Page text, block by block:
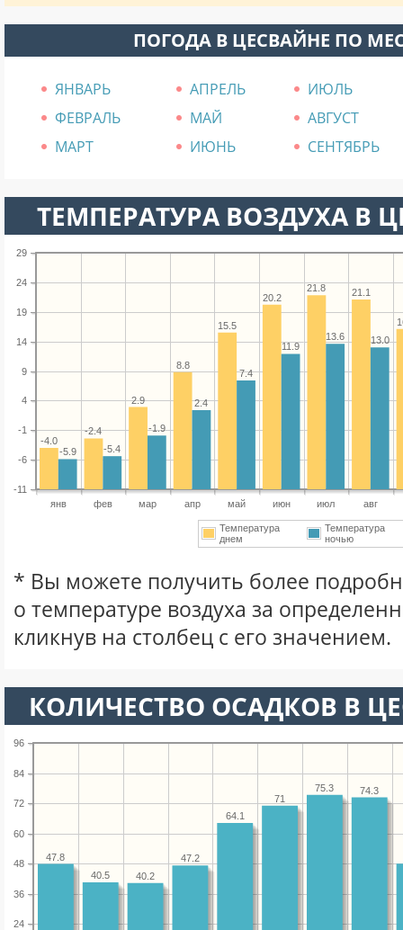
ПОГОДА В ЦЕСВАЙНЕ ПО
ЯНВАРЬ АПРЕЛЬ
ИЮЛЬ
ФЕВРАЛЬ
МАЙ
АВГУСТ
МАРТ
ИЮНЬ СЕНТЯБРЬ
ТЕМПЕРАТУРА ВОЗДУХА В
янв фев мар апр май июн июл авг
-11
-6
-1
4
9
14
19
24
29
21.1
21.8
20.2
15.5
8.8
2.9
-2.4
-4.0
13.0
13.6
11.9
7.4
2.4
-1.9
-5.4
-5.9
Температура
днем
Температура
ночью
* Вы можете получить более
о температуре воздуха за
кликнув на столбец с его значением.
КОЛИЧЕСТВО ОСАДКОВ В
24
36
48
60
72
84
96
74.3
75.3
71
64.1
47.2
40.2
40.5
47.8